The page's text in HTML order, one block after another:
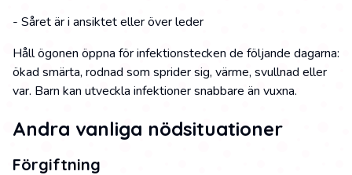
- Såret är i ansiktet eller över leder
Håll ögonen öppna för infektionstecken de följande dagarna:
ökad smärta, rodnad som sprider sig, värme, svullnad eller
var. Barn kan utveckla infektioner snabbare än vuxna.
Andra vanliga nödsituationer
Förgiftning